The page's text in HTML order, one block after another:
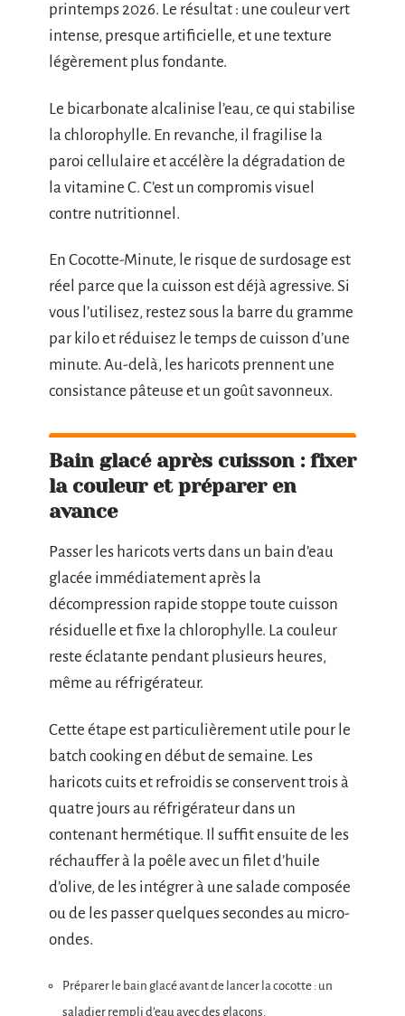
printemps 2026. Le résultat : une couleur vert
intense, presque artificielle, et une texture
légèrement plus fondante.
Le bicarbonate alcalinise l’eau, ce qui stabilise
la chlorophylle. En revanche, il fragilise la
paroi cellulaire et accélère la dégradation de
la vitamine C. C’est un compromis visuel
contre nutritionnel.
En Cocotte-Minute, le risque de surdosage est
réel parce que la cuisson est déjà agressive. Si
vous l’utilisez, restez sous la barre du gramme
par kilo et réduisez le temps de cuisson d’une
minute. Au-delà, les haricots prennent une
consistance pâteuse et un goût savonneux.
Bain glacé après cuisson : fixer
la couleur et préparer en
avance
Passer les haricots verts dans un bain d’eau
glacée immédiatement après la
décompression rapide stoppe toute cuisson
résiduelle et fixe la chlorophylle. La couleur
reste éclatante pendant plusieurs heures,
même au réfrigérateur.
Cette étape est particulièrement utile pour le
batch cooking en début de semaine. Les
haricots cuits et refroidis se conservent trois à
quatre jours au réfrigérateur dans un
contenant hermétique. Il suffit ensuite de les
réchauffer à la poêle avec un filet d’huile
d’olive, de les intégrer à une salade composée
ou de les passer quelques secondes au micro-
ondes.
Préparer le bain glacé avant de lancer la cocotte : un
saladier rempli d’eau avec des glaçons.